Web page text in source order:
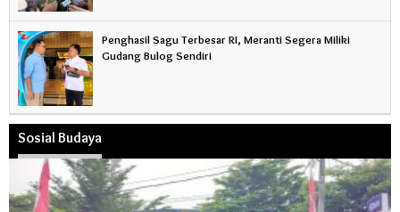
Penghasil Sagu Terbesar RI, Meranti Segera Miliki
Gudang Bulog Sendiri
Sosial Budaya